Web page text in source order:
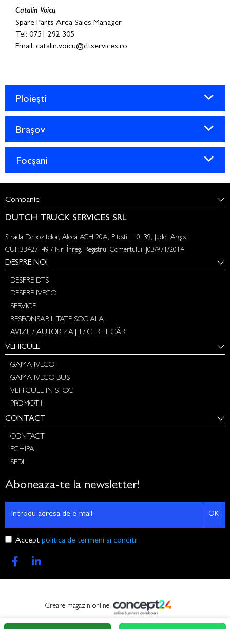
Catalin Voicu
Spare Parts Area Sales Manager
Tel: 0751 292 305
Email: catalin.voicu@dtservices.ro
Ploiești
Brașov
Focșani
Companie
DUTCH TRUCK SERVICES SRL
Strada Depozitelor, Aleea ACH 20A, Pitesti 110139, Judet Arges
CUI: 33427149 / Nr. Înreg. Registrul Comerțului: J03/971/2014
DESPRE NOI
DESPRE DTS
DESPRE IVECO
SERVICE
RESPONSABILITATE SOCIALA
AVIZE / AUTORIZAȚII / CERTIFICĂRI
VEHICULE
GAMA IVECO
GAMA IVECO BUS
VEHICULE IN STOC
PROMOTII
CONTACT
CONTACT
ECHIPA
SEDII
Aboneaza-te la newsletter!
OK
Accept politica de termeni si conditii
Creare magazin online,